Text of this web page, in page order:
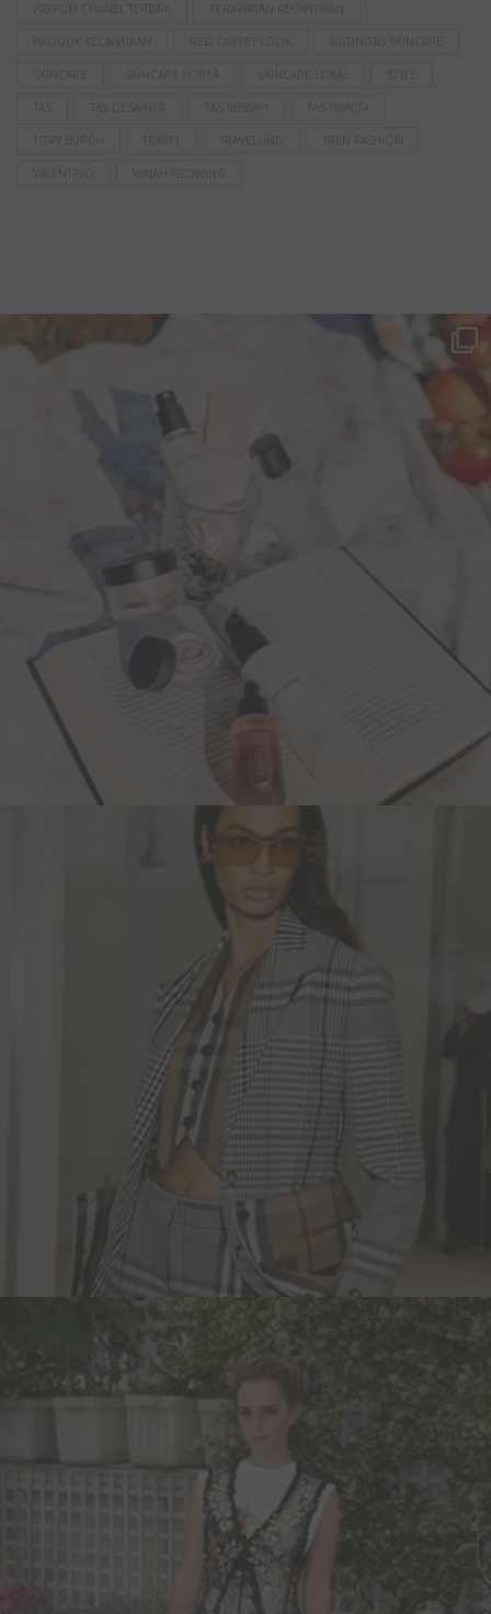
PARFUM CHANEL TERBAIK PERAWATAN KECANTIKAN
PRODUK KECANTIKAN RED CARPET LOOK RUTINITAS SKINCARE
SKINCARE SKINCARE KOREA SKINCARE LOKAL STYLE
TAS TAS DESAINER TAS MEWAH TAS WANITA
TORY BURCH TRAVEL TRAVELLING TREN FASHION
VALENTINO WAJAH GLOWING